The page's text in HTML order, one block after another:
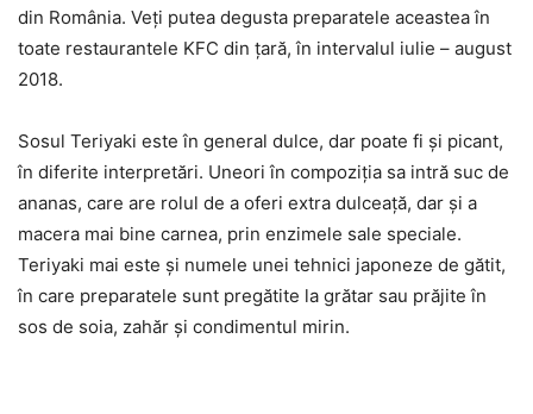
din România. Veţi putea degusta preparatele aceastea în
toate restaurantele KFC din ţară, în intervalul iulie – august
2018.
Sosul Teriyaki este în general dulce, dar poate fi şi picant,
în diferite interpretări. Uneori în compoziţia sa intră suc de
ananas, care are rolul de a oferi extra dulceaţă, dar şi a
macera mai bine carnea, prin enzimele sale speciale.
Teriyaki mai este şi numele unei tehnici japoneze de gătit,
în care preparatele sunt pregătite la grătar sau prăjite în
sos de soia, zahăr şi condimentul mirin.